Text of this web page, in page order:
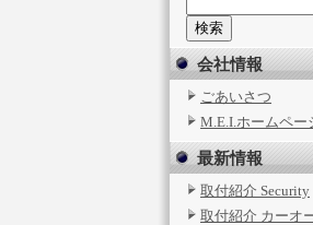
会社情報
ごあいさつ
M.E.I.ホームペー
最新情報
取付紹介 Security
取付紹介 カーオ